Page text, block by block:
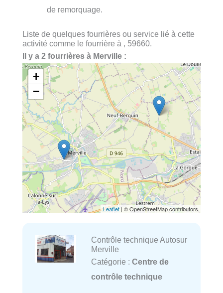
de remorquage.
Liste de quelques fourrières ou service lié à cette
activité comme le fourrière à , 59660.
Il y a 2 fourrières à Merville :
+
−
Leaflet | © OpenStreetMap contributors
Contrôle technique Autosur
Merville
Catégorie : Centre de
contrôle technique